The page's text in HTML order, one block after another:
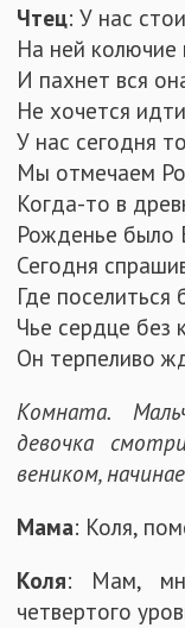
Чтец: У нас
На ней колючие
И пахнет вся
Не хочется
У нас сегодня
Мы отмечаем
Когда-то в
Рожденье было
Сегодня
Где поселиться
Чье сердце без
Он терпеливо
Комната.
девочка
веником,
Мама: Коля,
Коля: Мам,
четвертого